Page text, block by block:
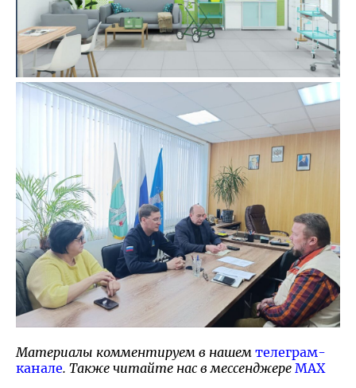
Материалы комментируем в нашем телеграм-
канале. Также читайте нас в мессенджере MAX